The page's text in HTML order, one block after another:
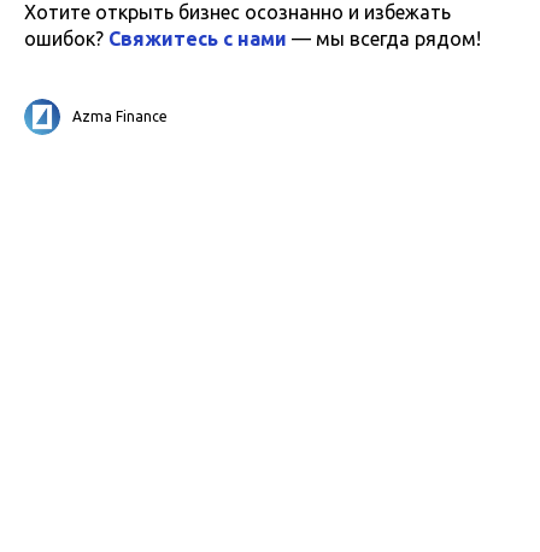
Хотите открыть бизнес осознанно и избежать
ошибок? Свяжитесь с нами — мы всегда рядом!
Azma Finance